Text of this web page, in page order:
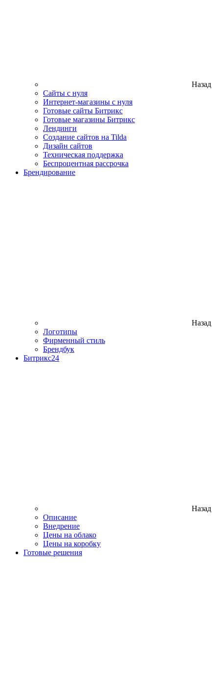
Назад
Сайты с нуля
Интернет-магазины с нуля
Готовые сайты Битрикс
Готовые магазины Битрикс
Лендинги
Создание сайтов на Tilda
Дизайн сайтов
Техническая поддержка
Беспроцентная рассрочка
Брендирование
Назад
Логотипы
Фирменный стиль
Брендбук
Битрикс24
Назад
Описание
Внедрение
Цены на облако
Цены на коробку
Готовые решения